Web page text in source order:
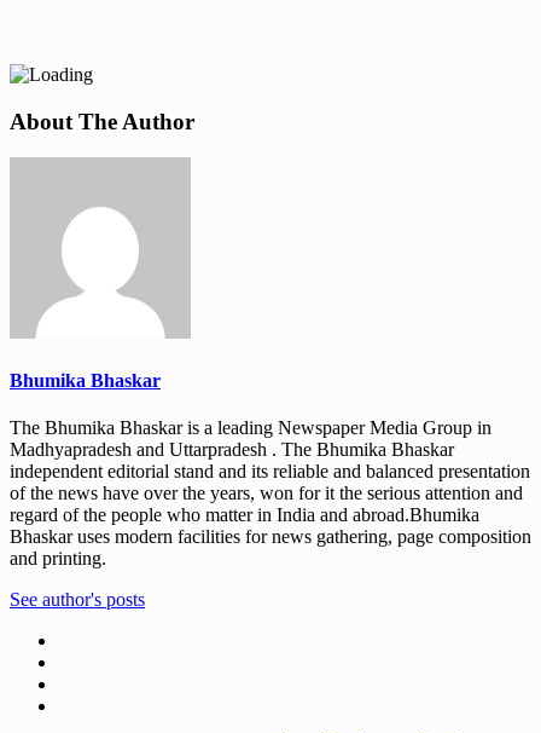
About The Author
Bhumika Bhaskar
The Bhumika Bhaskar is a leading Newspaper Media Group in
Madhyapradesh and Uttarpradesh . The Bhumika Bhaskar
independent editorial stand and its reliable and balanced presentation
of the news have over the years, won for it the serious attention and
regard of the people who matter in India and abroad.Bhumika
Bhaskar uses modern facilities for news gathering, page composition
and printing.
See author's posts